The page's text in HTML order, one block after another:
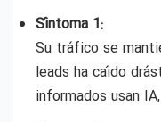
Síntoma 1:
Su tráfico se
leads ha caído
informados usan